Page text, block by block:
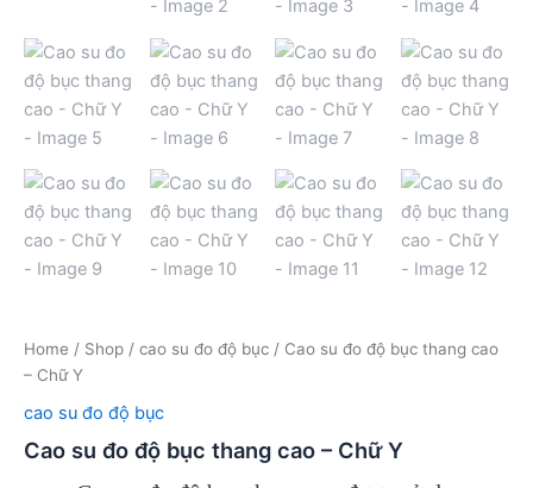
Home / Shop / cao su đo độ bục / Cao su đo độ bục thang cao
– Chữ Y
cao su đo độ bục
Cao su đo độ bục thang cao – Chữ Y